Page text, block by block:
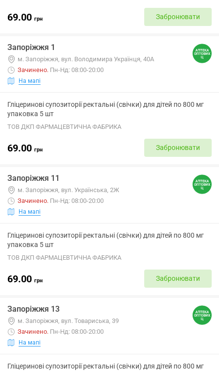
69.00 грн Забронювати
Запоріжжя 1
м. Запоріжжя, вул. Володимира Українця, 40А
Зачинено. Пн-Нд: 08:00-20:00
На мапі
Гліцеринові супозиторії ректальні (свічки) для дітей по 800 мг
упаковка 5 шт
ТОВ ДКП ФАРМАЦЕВТИЧНА ФАБРИКА
69.00 грн Забронювати
Запоріжжя 11
м. Запоріжжя, вул. Українська, 2Ж
Зачинено. Пн-Нд: 08:00-20:00
На мапі
Гліцеринові супозиторії ректальні (свічки) для дітей по 800 мг
упаковка 5 шт
ТОВ ДКП ФАРМАЦЕВТИЧНА ФАБРИКА
69.00 грн Забронювати
Запоріжжя 13
м. Запоріжжя, вул. Товариська, 39
Зачинено. Пн-Нд: 08:00-20:00
На мапі
Гліцеринові супозиторії ректальні (свічки) для дітей по 800 мг